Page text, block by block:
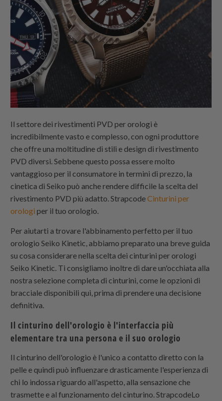
Il settore dei rivestimenti PVD per orologi è
incredibilmente vasto e complesso, con ogni produttore
che offre una moltitudine di stili e design di rivestimento
PVD diversi. Sebbene questo possa essere molto
vantaggioso per il consumatore in termini di prezzo, la
cinetica di Seiko può anche rendere difficile la scelta del
rivestimento PVD più adatto. StrapcodeCinturini per
orologi per il tuo orologio.
Per aiutarti a trovare l'abbinamento perfetto per il tuo
orologio Seiko Kinetic, abbiamo preparato una breve guida
su cosa considerare nella scelta dei cinturini per orologi
Seiko Kinetic. Ti consigliamo inoltre di dare un'occhiata alla
nostra selezione completa di cinturini, come le opzioni di
bracciale disponibili qui, prima di prendere una decisione
definitiva.
Il cinturino dell'orologio è l'interfaccia più
elementare tra una persona e il suo orologio
Il cinturino dell'orologio è l'unico a contatto diretto con la
pelle e quindi può influenzare drasticamente l'esperienza di
chi lo indossa riguardo all'aspetto, alla sensazione che
trasmette e al funzionamento del cinturino. StrapcodeLo